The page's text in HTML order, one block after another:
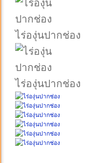
ไร่องุ่นปากช่อง
ไร่องุ่นปากช่อง